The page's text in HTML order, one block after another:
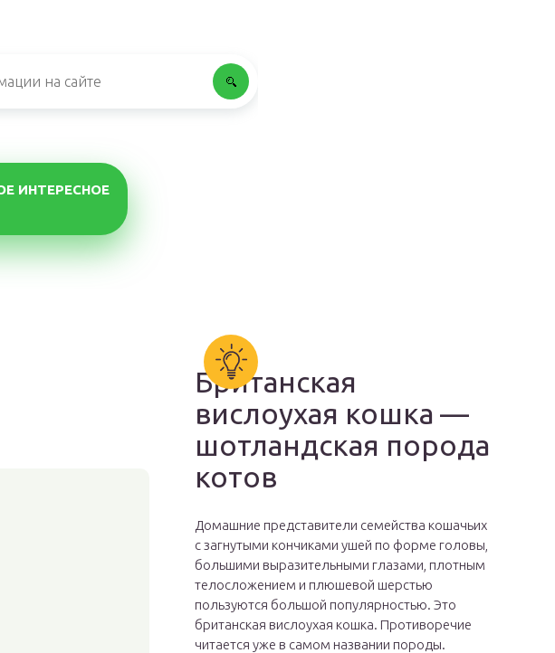
ИНТЕРЕСНОЕ
Британская
вислоухая кошка —
шотландская порода
котов
Домашние представители семейства кошачьих
с загнутыми кончиками ушей по форме головы,
большими выразительными глазами, плотным
телосложением и плюшевой шерстью
пользуются большой популярностью. Это
британская вислоухая кошка. Противоречие
читается уже в самом названии породы.